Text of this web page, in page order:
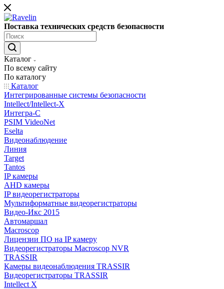
Поставка технических средств безопасности
Каталог
По всему сайту
По каталогу
Каталог
Интегрированные системы безопасности
Intellect/Intellect-X
Интегра-С
PSIM VideoNet
Eselta
Видеонаблюдение
Линия
Target
Tantos
IP камеры
AHD камеры
IP видеорегистраторы
Мультиформатные видеорегистраторы
Видео-Икс 2015
Автомаршал
Macroscop
Лицензии ПО на IP камеру
Видеорегистраторы Macroscop NVR
TRASSIR
Камеры видеонаблюдения TRASSIR
Видеорегистраторы TRASSIR
Intellect X